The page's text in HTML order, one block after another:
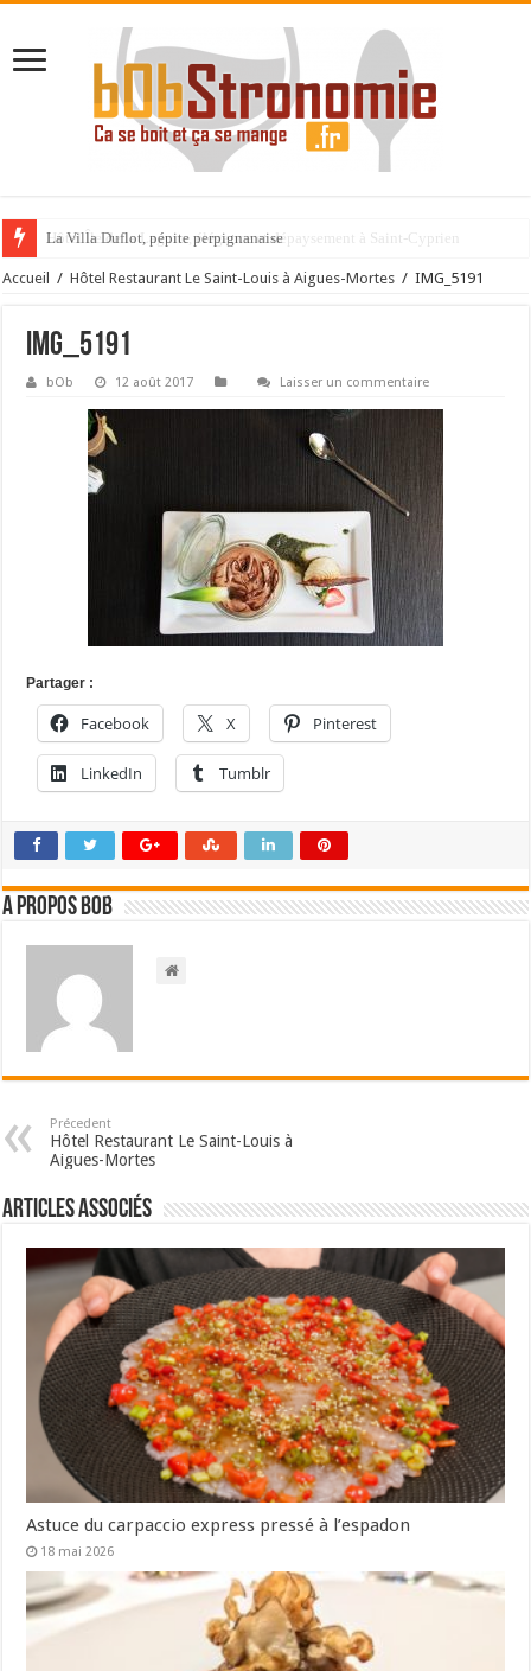
La Villa Duflot, pépite perpignanaise
Accueil / Hôtel Restaurant Le Saint-Louis à Aigues-Mortes / IMG_5191
IMG_5191
bOb 12 août 2017 Laisser un commentaire
Partager :
Facebook X Pinterest
LinkedIn Tumblr
A propos bOb
Précedent
Hôtel Restaurant Le Saint-Louis à
Aigues-Mortes
Articles associés
Astuce du carpaccio express pressé à l’espadon
18 mai 2026